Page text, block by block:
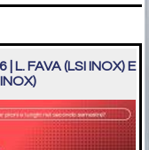
L. FAVA (LSI INOX) E